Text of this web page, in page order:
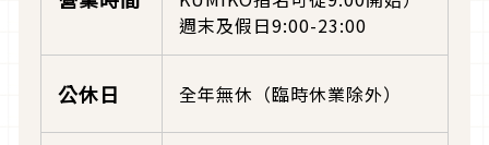
週末及假日9:00-23:00
公休日 全年無休（臨時休業除外）